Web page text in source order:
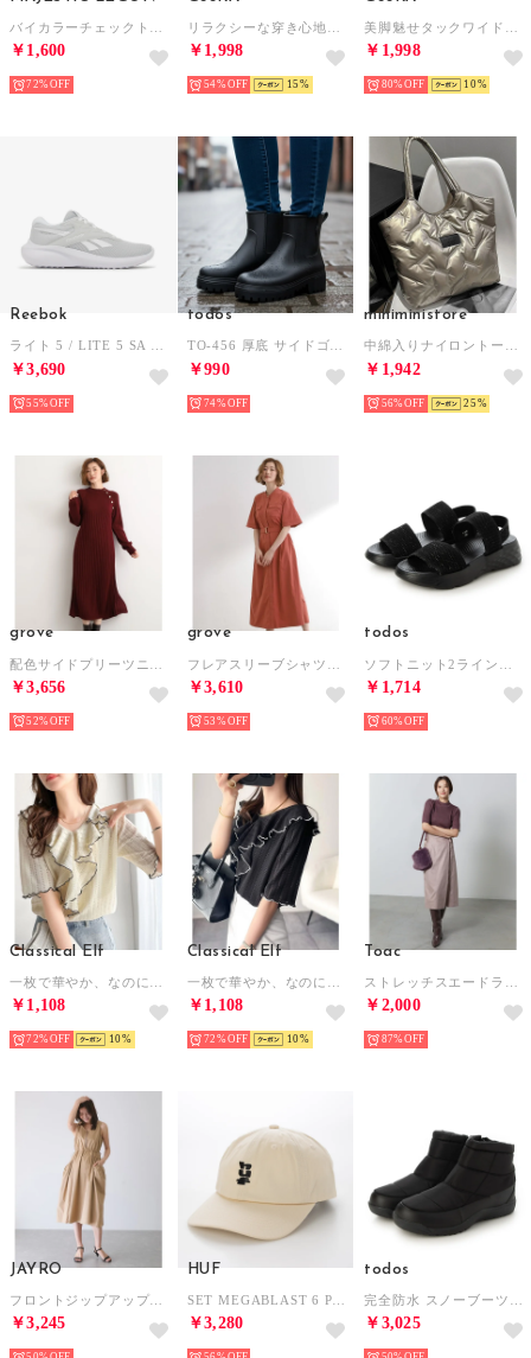
￥1,600
72%
￥1,998
54% 15
￥1,998
80% 10
Reebok
ライト 5 / LITE 5 SA （ムーン）
￥3,690
55%
todos
TO-456 厚底 サイドゴアレインブーツ レインブーツ （ブラック）
￥990
74%
miniministore
中綿入りナイロントートバッグ大容量鞄軽量 （シャンパン）
￥1,942
56% 25
grove
￥3,656
52%
grove
￥3,610
53%
todos
￥1,714
60%
Classical Elf
￥1,108
72% 10
Classical Elf
￥1,108
72% 10
Toac
￥2,000
87%
JAYRO
￥3,245
HUF
SET MEGABLAST 6 PANEL CV HAT 帽子 （ナチュラル）
￥3,280
todos
￥3,025